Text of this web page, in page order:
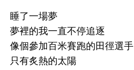
睡了一場夢
夢裡的我一直不停追逐
像個參加百米賽跑的田徑選手
只有炙熱的太陽